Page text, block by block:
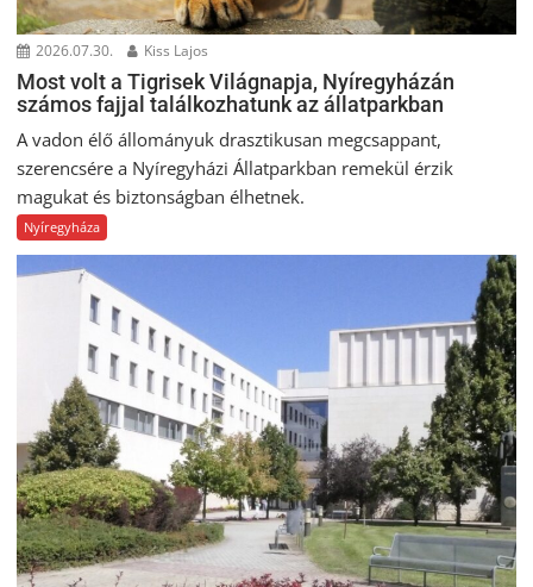
2026.07.30. Kiss Lajos
Most volt a Tigrisek Világnapja, Nyíregyházán
számos fajjal találkozhatunk az állatparkban
A vadon élő állományuk drasztikusan megcsappant,
szerencsére a Nyíregyházi Állatparkban remekül érzik
magukat és biztonságban élhetnek.
Nyíregyháza